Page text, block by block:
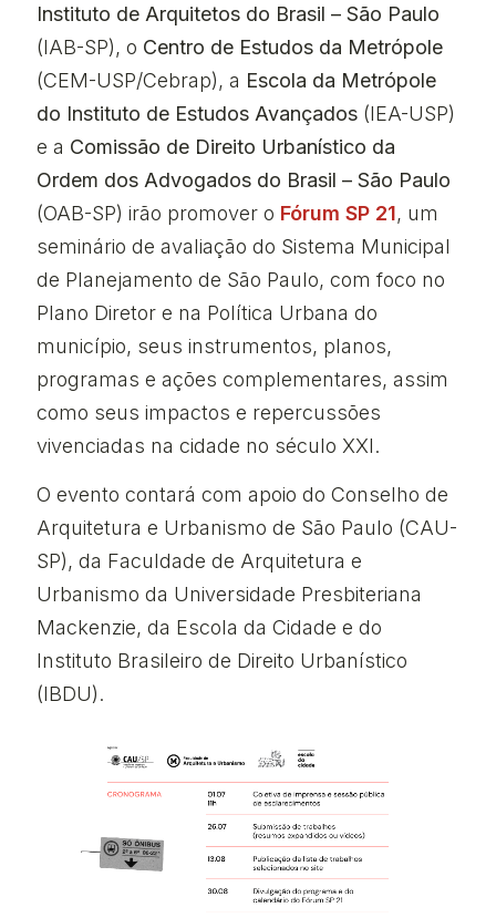
Instituto de Arquitetos do Brasil – São Paulo
(IAB-SP), o Centro de Estudos da Metrópole
(CEM-USP/Cebrap), a Escola da Metrópole
do Instituto de Estudos Avançados (IEA-USP)
e a Comissão de Direito Urbanístico da
Ordem dos Advogados do Brasil – São Paulo
(OAB-SP) irão promover o Fórum SP 21, um
seminário de avaliação do Sistema Municipal
de Planejamento de São Paulo, com foco no
Plano Diretor e na Política Urbana do
município, seus instrumentos, planos,
programas e ações complementares, assim
como seus impactos e repercussões
vivenciadas na cidade no século XXI.
O evento contará com apoio do Conselho de
Arquitetura e Urbanismo de São Paulo (CAU-
SP), da Faculdade de Arquitetura e
Urbanismo da Universidade Presbiteriana
Mackenzie, da Escola da Cidade e do
Instituto Brasileiro de Direito Urbanístico
(IBDU).